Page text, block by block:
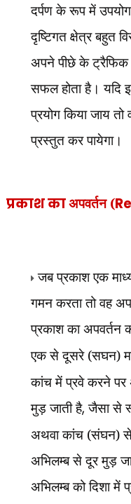
दर्पण के रूप में
दृष्टिगत क्षेत्र बहुत
अपने पीछे के
सफल होता है। यदि
प्रयोग किया जाय
प्रस्तुत कर पायेगा।
प्रकाश काअपवर्तन (
जब प्रकाश एक
गमन करता तो वह
प्रकाश का
एक से दूसरे (सघन)
कांच में प्रवेकरने पर
मुड़ जाती है,जैसासे
अथवा कांच (संघन) से
अभिलम्ब से दूर मुड़
अभिलम्ब को दिशा में